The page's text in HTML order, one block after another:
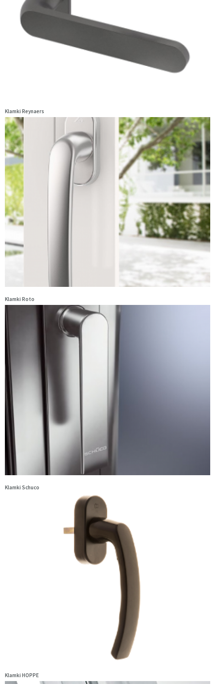
Klamki Reynaers
Klamki Roto
Klamki Schuco
Klamki HOPPE